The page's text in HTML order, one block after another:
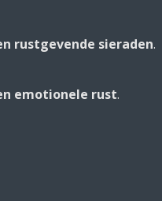
rustgevende sieraden.
emotionele rust.